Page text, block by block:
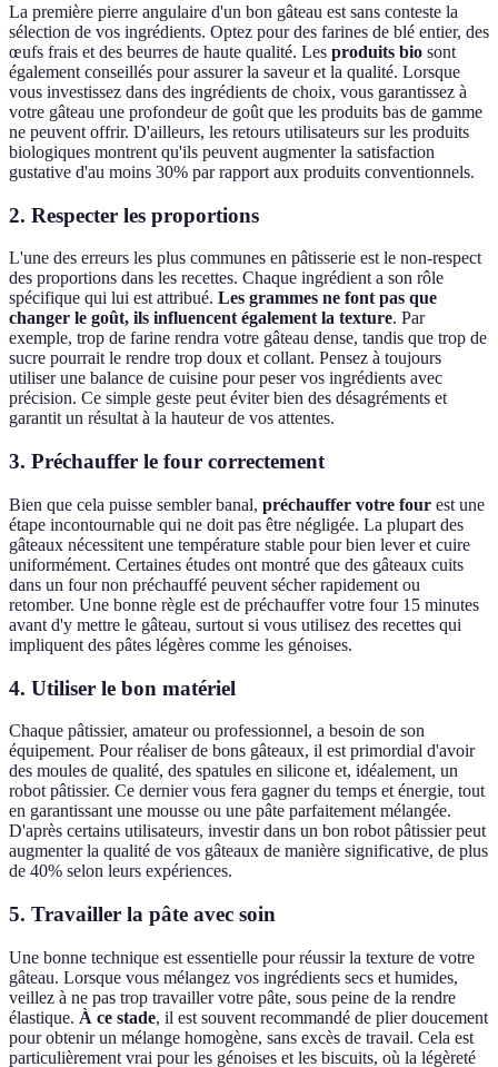
La première pierre angulaire d'un bon gâteau est sans conteste la
sélection de vos ingrédients. Optez pour des farines de blé entier, des
œufs frais et des beurres de haute qualité. Les produits bio sont
également conseillés pour assurer la saveur et la qualité. Lorsque
vous investissez dans des ingrédients de choix, vous garantissez à
votre gâteau une profondeur de goût que les produits bas de gamme
ne peuvent offrir. D'ailleurs, les retours utilisateurs sur les produits
biologiques montrent qu'ils peuvent augmenter la satisfaction
gustative d'au moins 30% par rapport aux produits conventionnels.
2. Respecter les proportions
L'une des erreurs les plus communes en pâtisserie est le non-respect
des proportions dans les recettes. Chaque ingrédient a son rôle
spécifique qui lui est attribué. Les grammes ne font pas que
changer le goût, ils influencent également la texture. Par
exemple, trop de farine rendra votre gâteau dense, tandis que trop de
sucre pourrait le rendre trop doux et collant. Pensez à toujours
utiliser une balance de cuisine pour peser vos ingrédients avec
précision. Ce simple geste peut éviter bien des désagréments et
garantit un résultat à la hauteur de vos attentes.
3. Préchauffer le four correctement
Bien que cela puisse sembler banal, préchauffer votre four est une
étape incontournable qui ne doit pas être négligée. La plupart des
gâteaux nécessitent une température stable pour bien lever et cuire
uniformément. Certaines études ont montré que des gâteaux cuits
dans un four non préchauffé peuvent sécher rapidement ou
retomber. Une bonne règle est de préchauffer votre four 15 minutes
avant d'y mettre le gâteau, surtout si vous utilisez des recettes qui
impliquent des pâtes légères comme les génoises.
4. Utiliser le bon matériel
Chaque pâtissier, amateur ou professionnel, a besoin de son
équipement. Pour réaliser de bons gâteaux, il est primordial d'avoir
des moules de qualité, des spatules en silicone et, idéalement, un
robot pâtissier. Ce dernier vous fera gagner du temps et énergie, tout
en garantissant une mousse ou une pâte parfaitement mélangée.
D'après certains utilisateurs, investir dans un bon robot pâtissier peut
augmenter la qualité de vos gâteaux de manière significative, de plus
de 40% selon leurs expériences.
5. Travailler la pâte avec soin
Une bonne technique est essentielle pour réussir la texture de votre
gâteau. Lorsque vous mélangez vos ingrédients secs et humides,
veillez à ne pas trop travailler votre pâte, sous peine de la rendre
élastique. À ce stade, il est souvent recommandé de plier doucement
pour obtenir un mélange homogène, sans excès de travail. Cela est
particulièrement vrai pour les génoises et les biscuits, où la légèreté